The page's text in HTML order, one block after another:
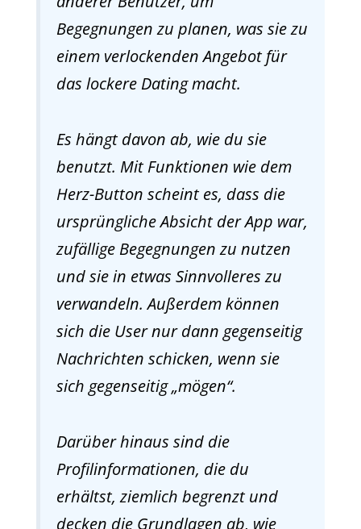
Begegnungen zu planen, was sie zu
einem verlockenden Angebot für
das lockere Dating macht.
Es hängt davon ab, wie du sie
benutzt. Mit Funktionen wie dem
Herz-Button scheint es, dass die
ursprüngliche Absicht der App war,
zufällige Begegnungen zu nutzen
und sie in etwas Sinnvolleres zu
verwandeln. Außerdem können
sich die User nur dann gegenseitig
Nachrichten schicken, wenn sie
sich gegenseitig „mögen“.
Darüber hinaus sind die
Profilinformationen, die du
erhältst, ziemlich begrenzt und
decken die Grundlagen ab, wie